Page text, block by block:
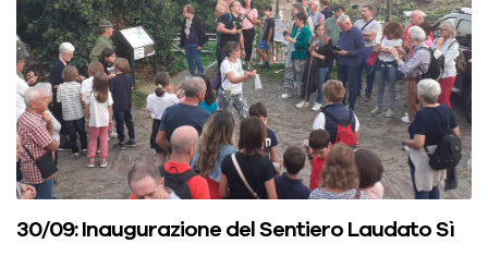
30/09: Inaugurazione del Sentiero Laudato Sì